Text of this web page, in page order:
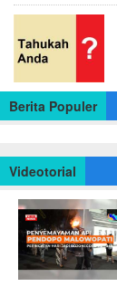
Berita Populer
Videotorial